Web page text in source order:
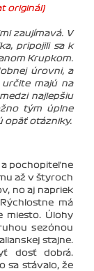
originál)
zaujímavá. V
pripojili sa k
Krupkom.
úrovni, a
majú na
najlepšiu
tým úplne
opäť otázniky.
a pochopiteľne
až v štyroch
no aj napriek
má
miesto. Úlohy
sezónou
stajne.
dosť dobrá.
sa stávalo, že